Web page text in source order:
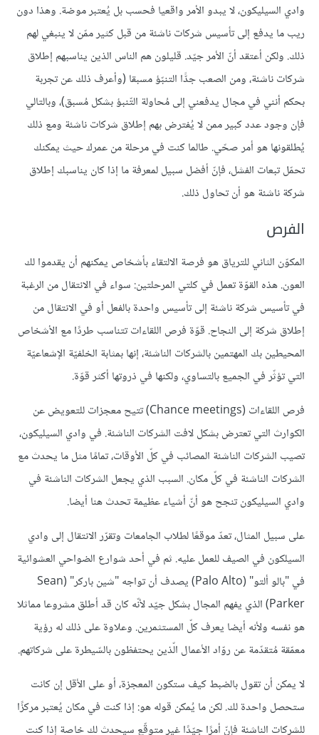
وادي السيليكون، لا يبدو الأمر واقعيا فحسب بل يُعتبر موضة. وهذا دون
ريب ما يدفع إلى تأسيس شركات ناشئة من قبل كثير ممّن لا ينبغي لهم
ذلك. ولكن أعتقد أنّ الأمر جيّد. قليلون هم الناس الذين يناسبهم إطلاق
شركات ناشئة، ومن الصعب جدًّا التنبّؤ مسبقا (وأعرف ذلك عن تجربة
بحكم أنني في مجال يدفعني إلى مُحاولة التّنبؤ بشكل مُسبق)، وبالتالي
فإن وجود عدد كبير ممن لا يُفترض بهم إطلاق شركات ناشئة ومع ذلك
يُطلقونها هو أمر صحّي. طالما كنت في مرحلة من عمرك حيث يمكنك
تحمّل تبعات الفشل، فإنّ أفضل سبيل لمعرفة ما إذا كان يناسبك إطلاق
شركة ناشئة هو أن تحاول ذلك.
الفرص
المكوّن الثاني للترياق هو فرصة الالتقاء بأشخاص يمكنهم أن يقدموا لك
العون. هذه القوّة تعمل في كلتي المرحلتين: سواء في الانتقال من الرغبة
في تأسيس شركة ناشئة إلى تأسيس واحدة بالفعل أو في الانتقال من
إطلاق شركة إلى النجاح. قوّة فرص اللقاءات تتناسب طردًا مع الأشخاص
المحيطين بك المهتمين بالشركات الناشئة، إنها بمثابة الخلفيّة الإشعاعيّة
التي تؤثّر في الجميع بالتساوي، ولكنها في ذروتها أكثر قوّة.
فرص اللقاءات (Chance meetings) تتيح معجزات للتعويض عن
الكوارث التي تعترض بشكل لافت الشركات الناشئة. في وادي السيليكون،
تصيب الشركات الناشئة المصائب في كلّ الأوقات، تمامًا مثل ما يحدث مع
الشركات الناشئة في كلّ مكان. السبب الذي يجعل الشركات الناشئة في
وادي السيليكون تنجح هو أنّ أشياء عظيمة تحدث هنا أيضا.
على سبيل المثال، تعدّ موقعًا لطلاب الجامعات وتقرّر الانتقال إلى وادي
السيلكون في الصيف للعمل عليه. ثم في أحد شوارع الضواحي العشوائية
في "بالو ألتو" (Palo Alto) يصدف أن تواجه "شين باركر" (Sean
Parker) الذي يفهم المجال بشكل جيّد لأنّه كان قد أطلق مشروعا مماثلا
هو نفسه ولأنه أيضا يعرف كلّ المستثمرين. وعلاوة على ذلك له رؤية
معمّقة مُتقدّمة عن روّاد الأعمال الّذين يحتفظون بالسّيطرة على شركاتهم.
لا يمكن أن تقول بالضبط كيف ستكون المعجزة، أو على الأقل إن كانت
ستحصل واحدة لك. لكن ما يُمكن قوله هو: إذا كنت في مكان يُعتبر مركزًا
للشركات الناشئة فإنّ أمرًا جيّدًا غير متوقّع سيحدث لك خاصة إذا كنت